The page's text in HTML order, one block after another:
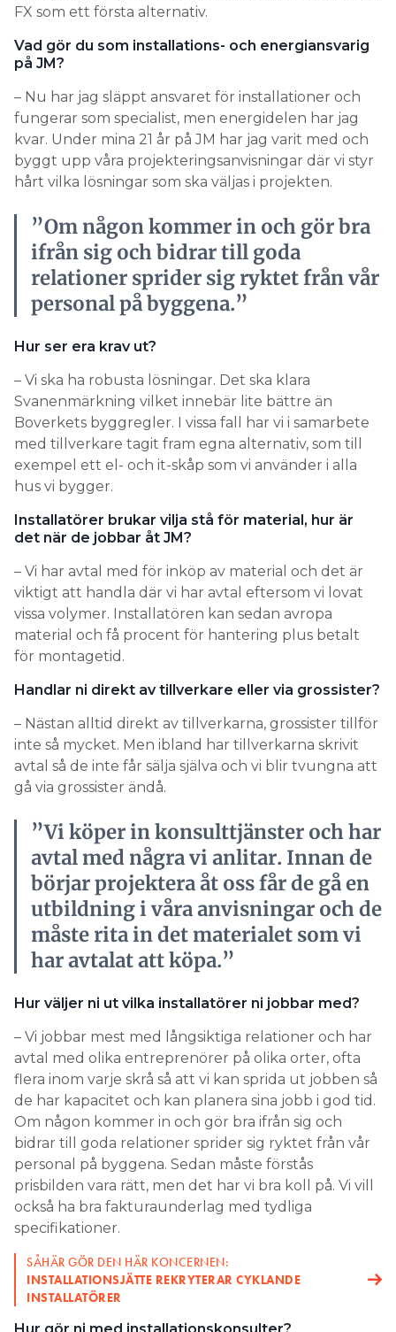
FX som ett första alternativ.
Vad gör du som installations- och energiansvarig
på JM?
– Nu har jag släppt ansvaret för installationer och
fungerar som specialist, men energidelen har jag
kvar. Under mina 21 år på JM har jag varit med och
byggt upp våra projekteringsanvisningar där vi styr
hårt vilka lösningar som ska väljas i projekten.
”Om någon kommer in och gör bra
ifrån sig och bidrar till goda
relationer sprider sig ryktet från vår
personal på byggena.”
Hur ser era krav ut?
– Vi ska ha robusta lösningar. Det ska klara
Svanenmärkning vilket innebär lite bättre än
Boverkets byggregler. I vissa fall har vi i samarbete
med tillverkare tagit fram egna alternativ, som till
exempel ett el- och it-skåp som vi använder i alla
hus vi bygger.
Installatörer brukar vilja stå för material, hur är
det när de jobbar åt JM?
– Vi har avtal med för inköp av material och det är
viktigt att handla där vi har avtal eftersom vi lovat
vissa volymer. Installatören kan sedan avropa
material och få procent för hantering plus betalt
för montagetid.
Handlar ni direkt av tillverkare eller via grossister?
– Nästan alltid direkt av tillverkarna, grossister tillför
inte så mycket. Men ibland har tillverkarna skrivit
avtal så de inte får sälja själva och vi blir tvungna att
gå via grossister ändå.
”Vi köper in konsulttjänster och har
avtal med några vi anlitar. Innan de
börjar projektera åt oss får de gå en
utbildning i våra anvisningar och de
måste rita in det materialet som vi
har avtalat att köpa.”
Hur väljer ni ut vilka installatörer ni jobbar med?
– Vi jobbar mest med långsiktiga relationer och har
avtal med olika entreprenörer på olika orter, ofta
flera inom varje skrå så att vi kan sprida ut jobben så
de har kapacitet och kan planera sina jobb i god tid.
Om någon kommer in och gör bra ifrån sig och
bidrar till goda relationer sprider sig ryktet från vår
personal på byggena. Sedan måste förstås
prisbilden vara rätt, men det har vi bra koll på. Vi vill
också ha bra fakturaunderlag med tydliga
specifikationer.
SÅHÄR GÖR DEN HÄR KONCERNEN:
INSTALLATIONSJÄTTE REKRYTERAR CYKLANDE
INSTALLATÖRER